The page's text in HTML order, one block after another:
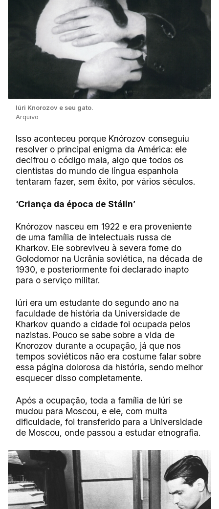
Iúri Knorozov e seu gato.
Arquivo
Isso aconteceu porque Knórozov conseguiu
resolver o principal enigma da América: ele
decifrou o código maia, algo que todos os
cientistas do mundo de língua espanhola
tentaram fazer, sem êxito, por vários séculos.
‘Criança da época de Stálin’
Knórozov nasceu em 1922 e era proveniente
de uma família de intelectuais russa de
Kharkov. Ele sobreviveu à severa fome do
Golodomor na Ucrânia soviética, na década de
1930, e posteriormente foi declarado inapto
para o serviço militar.
Iúri era um estudante do segundo ano na
faculdade de história da Universidade de
Kharkov quando a cidade foi ocupada pelos
nazistas. Pouco se sabe sobre a vida de
Knorozov durante a ocupação, já que nos
tempos soviéticos não era costume falar sobre
essa página dolorosa da história, sendo melhor
esquecer disso completamente.
Após a ocupação, toda a família de Iúri se
mudou para Moscou, e ele, com muita
dificuldade, foi transferido para a Universidade
de Moscou, onde passou a estudar etnografia.